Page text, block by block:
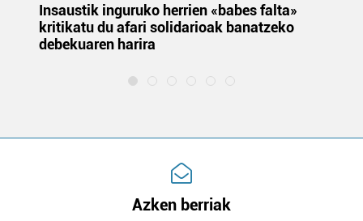
Insaustik inguruko herrien «babes falta»
kritikatu du afari solidarioak banatzeko
debekuaren harira
Azken berriak